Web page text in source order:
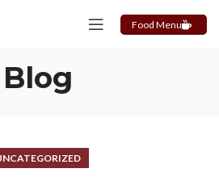
Food Menu
Blog